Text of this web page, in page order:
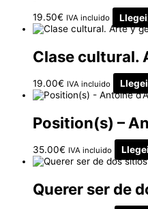
19.50€ IVA incluido
Clase cultural.
19.00€ IVA incluido
Position(s) –
35.00€ IVA incluido
Querer ser de